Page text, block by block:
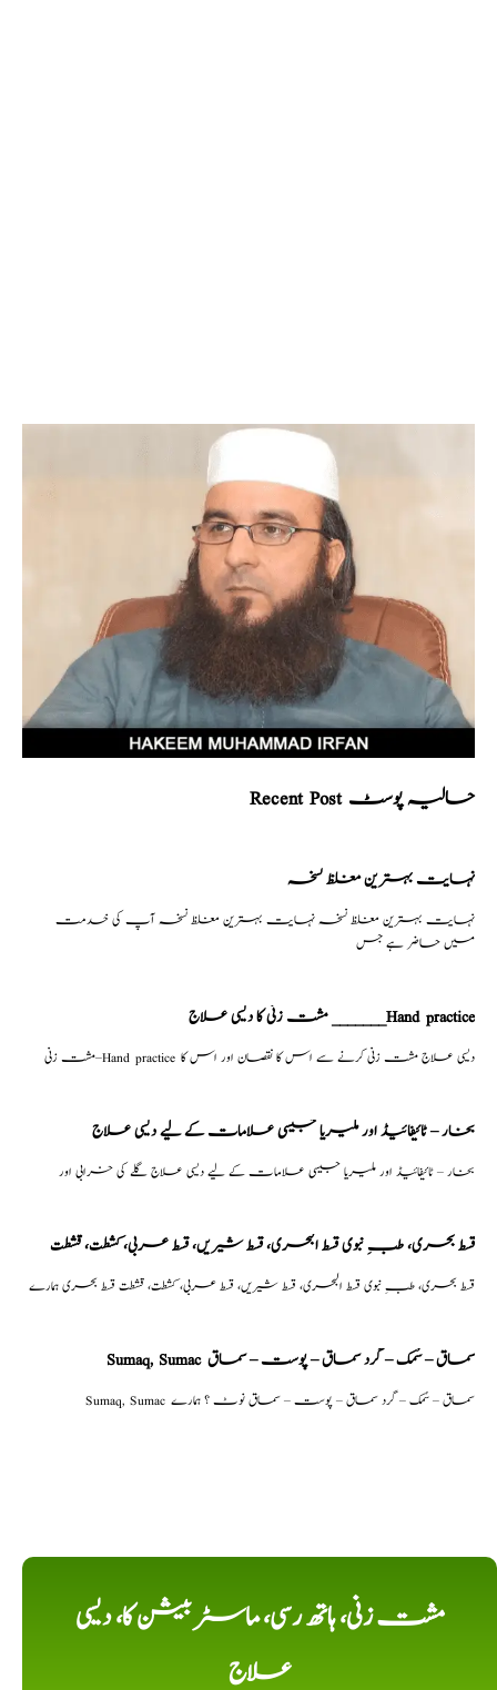
Recent Post حالیہ پوسٹ
نہایت بہترین مغلظ نسخہ
نہایت بہترین مغلظ نسخہ نہایت بہترین مغلظ نسخہ آپ کی خدمت
میں حاضر ہے جس
مشت زنی کا دیسی علاج _______Hand practice
مشت زنی–Hand practice دیسی علاج مشت زنی کرنے سے اس کا نقصان اور اس کا
بخار – ٹائیفائیڈ اور ملیریا جیسی علامات کے لیے دیسی علاج
بخار – ٹائیفائیڈ اور ملیریا جیسی علامات کے لیے دیسی علاج گلے کی خرابی اور
قسط بحری، طبِ نبوی قسط البحری، قسط شیریں، قسط عربی، كشطت، قشطت
قسط بحری، طبِ نبوی قسط البحری، قسط شیریں، قسط عربی، كشطت، قشطت قسط بحری ہمارے
Sumaq, Sumac سماق – سُمک – گرد سماق – پوست – سماق
Sumaq, Sumac سماق – سُمک – گرد سماق – پوست – سماق نوٹ ؟ ہمارے
مشت زنی، ہاتھ رسی، ماسٹر بیشن کا، دیسی
علاج